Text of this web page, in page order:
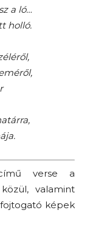
a ló…
holló.
verse a
valamint
képek